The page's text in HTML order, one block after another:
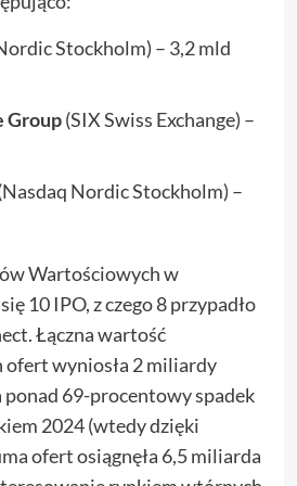
Stockholm) – 3,2 mld
Group(SIX Swiss Exchange) –
Nordic Stockholm) –
Wartościowych w
10 IPO, z czego 8 przypadło
Łączna wartość
wyniosła 2 miliardy
ponad 69-procentowy spadek
2024 (wtedy dzięki
ofert osiągnęła 6,5 miliarda